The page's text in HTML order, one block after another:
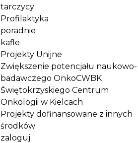
tarczycy
Profilaktyka
poradnie
kafle
Projekty Unijne
Zwiększenie potencjału naukowo-
badawczego OnkoCWBK
Świętokrzyskiego Centrum
Onkologii w Kielcach
Projekty dofinansowane z innych
środków
zaloguj